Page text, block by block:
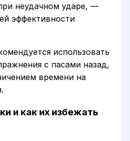
неудачном ударе, —
эффективности
использовать
с пасами назад,
времени на
и как их избежать